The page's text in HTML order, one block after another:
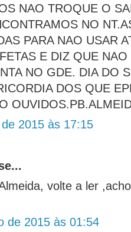
NAO TROQUE O
NO
PARA NAO USAR
E DIZ QUE
NO GDE. DIA DO
DOS QUE
2015 às 17:15
volte a ler
de 2015 às 01:54